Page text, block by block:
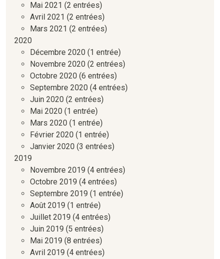
Mai 2021 (2 entrées)
Avril 2021 (2 entrées)
Mars 2021 (2 entrées)
2020
Décembre 2020 (1 entrée)
Novembre 2020 (2 entrées)
Octobre 2020 (6 entrées)
Septembre 2020 (4 entrées)
Juin 2020 (2 entrées)
Mai 2020 (1 entrée)
Mars 2020 (1 entrée)
Février 2020 (1 entrée)
Janvier 2020 (3 entrées)
2019
Novembre 2019 (4 entrées)
Octobre 2019 (4 entrées)
Septembre 2019 (1 entrée)
Août 2019 (1 entrée)
Juillet 2019 (4 entrées)
Juin 2019 (5 entrées)
Mai 2019 (8 entrées)
Avril 2019 (4 entrées)